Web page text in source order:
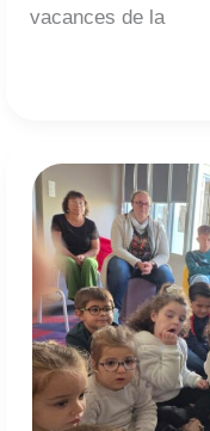
vacances de la